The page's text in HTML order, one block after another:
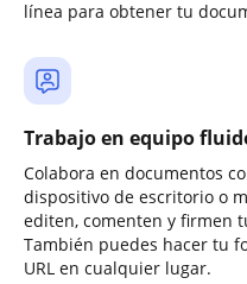
línea para obtener tu
Trabajo en equipo
Colabora en documentos
dispositivo de escritorio o
editen, comenten y firmen
También puedes hacer tu
URL en cualquier lugar.